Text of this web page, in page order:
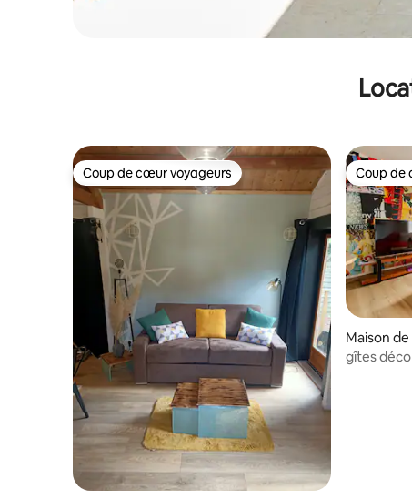
Coup de cœur voyageurs
Coup de cœur voyageurs Coup de
Coup de
Maison de
gîtes